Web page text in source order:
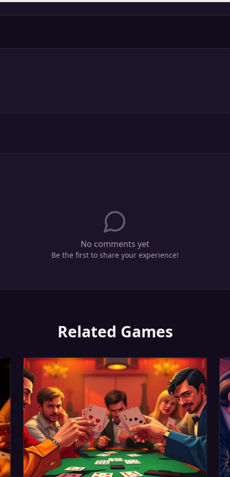
No comments yet
Be the first to share your experience!
Related Games